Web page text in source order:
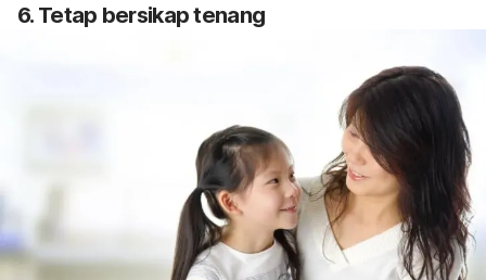
6. Tetap bersikap tenang